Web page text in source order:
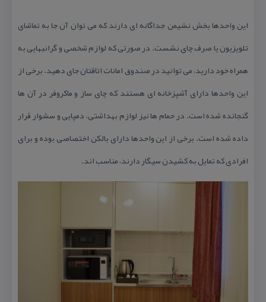
این واحدها بخش نشیمن جداگانه ای دارند كه می توان آن جا به تماشای
تلویزیون یا صرف چای نشست. در صورتی كه لوازم شخصی و گرانبهایی به
همراه خود دارید، می توانید در صندوق امانات اتاقتان جای دهید. برخی از
این واحدها دارای آشپزخانه ای هستند كه چای ساز و ماكروفر در آن ها
گنجانده شده است. در حمام ها نیز لوازم بهداشتی، دمپایی و سشوار قرار
داده شده است. برخی از این واحدها دارای بالكن اختصاصی بوده و برای
افرادی كه تمایل به كشیدن سیگار دارند، مناسب اند.